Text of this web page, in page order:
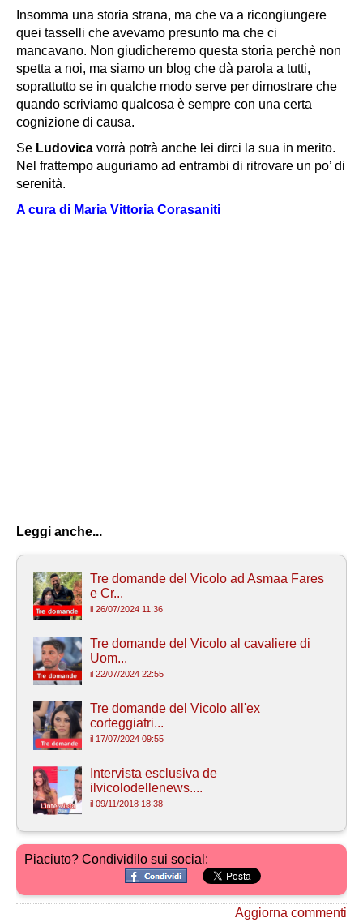
Insomma una storia strana, ma che va a ricongiungere
quei tasselli che avevamo presunto ma che ci
mancavano. Non giudicheremo questa storia perchè non
spetta a noi, ma siamo un blog che dà parola a tutti,
soprattutto se in qualche modo serve per dimostrare che
quando scriviamo qualcosa è sempre con una certa
cognizione di causa.
Se Ludovica vorrà potrà anche lei dirci la sua in merito.
Nel frattempo auguriamo ad entrambi di ritrovare un po’ di
serenità.
A cura di Maria Vittoria Corasaniti
Leggi anche...
Tre domande del Vicolo ad Asmaa Fares
e Cr...
il 26/07/2024 11:36
Tre domande del Vicolo al cavaliere di
Uom...
il 22/07/2024 22:55
Tre domande del Vicolo all'ex
corteggiatri...
il 17/07/2024 09:55
Intervista esclusiva de
ilvicolodellenews....
il 09/11/2018 18:38
Piaciuto? Condividilo sui social:
Aggiorna commenti